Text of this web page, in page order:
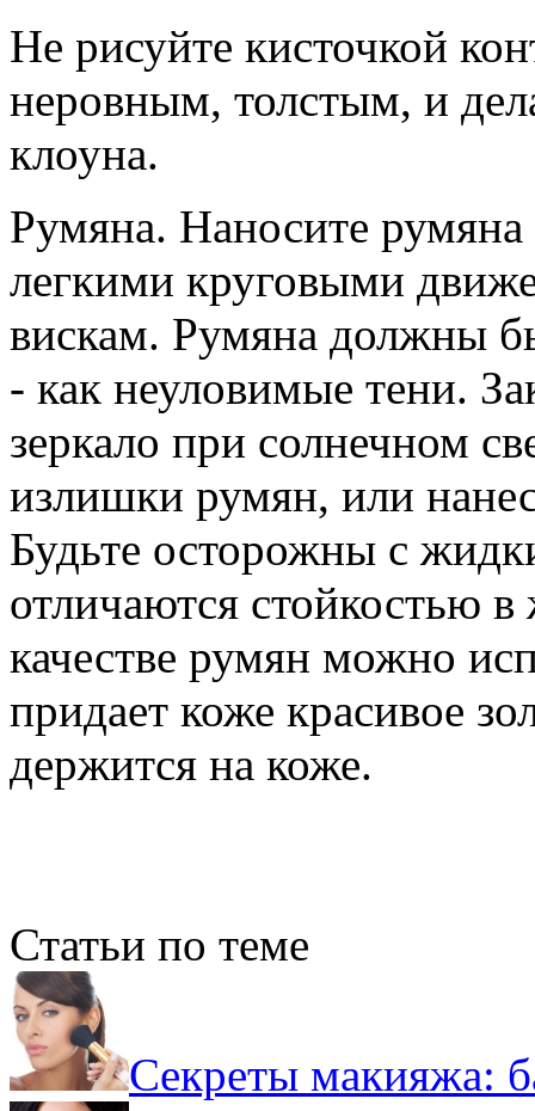
Не рисуйте кисточкой
неровным, толстым, и
клоуна.
Румяна. Наносите румяна
легкими круговыми
вискам. Румяна должны
- как неуловимые тени.
зеркало при солнечном
излишки румян, или
Будьте осторожны с
отличаются стойкостью
качестве румян можно
придает коже красивое
держится на коже.
Статьи по теме
Секреты макияжа: